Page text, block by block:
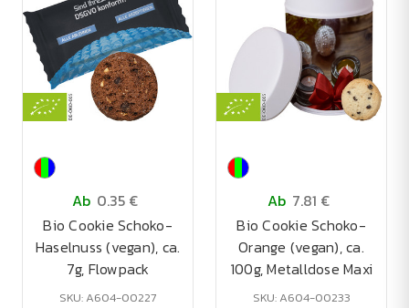
Ab 0.35 €
Bio Cookie Schoko-
Haselnuss (vegan), ca.
7g, Flowpack
SKU: A604-00227
Ab 7.81 €
Bio Cookie Schoko-
Orange (vegan), ca.
100g, Metalldose Maxi
SKU: A604-00233